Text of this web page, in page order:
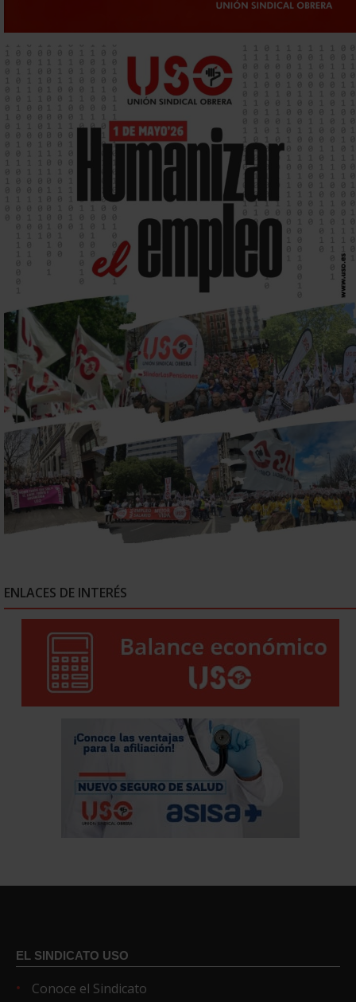
ENLACES DE INTERÉS
EL SINDICATO USO
Conoce el Sindicato